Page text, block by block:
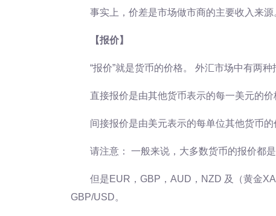
事实上，价差是市场做市商的主要收入来
【报价】
“报价”就是货币的价格。 外汇市场中有两
直接报价是由其他货币表示的每一美元的价
间接报价是由美元表示的每单位其他货币的
请注意： 一般来说，大多数货币的报价都
但是EUR，GBP，AUD，NZD 及（黄金
GBP/USD。